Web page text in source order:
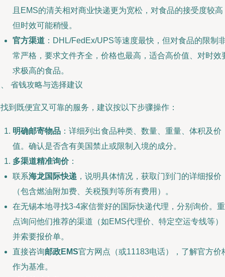
且EMS的清关相对商业快递更为宽松，对食品的接受度较高
但时效可能稍慢。
官方渠道 ：DHL/FedEx/UPS等速度最快，但对食品的限制
常严格，要求文件齐全，价格也最高，适合高价值、对时效
求极高的食品。
省钱攻略与选择建议
到既便宜又可靠的服务，建议按以下步骤操作：
明确邮寄物品 ：详细列出食品种类、数量、重量、体积及价
值。确认是否含有美国禁止或限制入境的成分。
多渠道精准询价：
联系海龙国际快递 ，说明具体情况，获取门到门的详细报价
（包含燃油附加费、关税预判等所有费用）。
在无锡本地寻找3-4家信誉好的国际快递代理，分别询价。重
点询问他们推荐的渠道（如EMS代理价、特定空运专线等）
并索要报价单。
直接咨询邮政EMS官方网点（或11183电话），了解官方价
作为基准。